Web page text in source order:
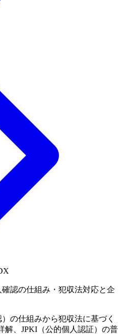
認の仕組み・犯収法対応と企
の仕組みから犯収法に基づく
解、JPKI（公的個人認証）の普